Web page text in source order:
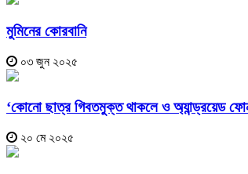
মুমিনের কোরবানি
০৩ জুন ২০২৫
‘কোনো ছাত্র গিবতমুক্ত থাকলে ও অ্যান্ড্রয়েড
২০ মে ২০২৫